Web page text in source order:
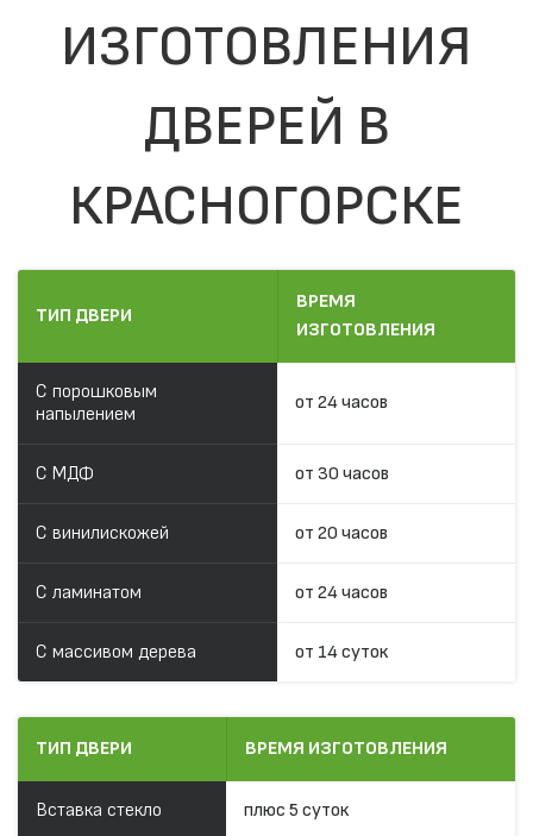
ИЗГОТОВЛЕНИЯ
ДВЕРЕЙ В
КРАСНОГОРСКЕ
ТИП ДВЕРИ
ВРЕМЯ
ИЗГОТОВЛЕНИЯ
С порошковым
напылением
от 24 часов
С МДФ от 30 часов
С винилискожей от 20 часов
С ламинатом от 24 часов
С массивом дерева от 14 суток
ТИП ДВЕРИ ВРЕМЯ ИЗГОТОВЛЕНИЯ
Вставка стекло плюс 5 суток